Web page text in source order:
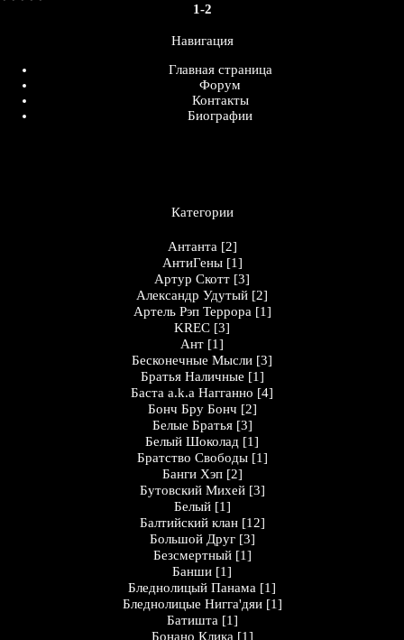
1-2
Навигация
Главная страница
Форум
Контакты
Биографии
Категории
Антанта [2]
АнтиГены [1]
Артур Скотт [3]
Александр Удутый [2]
Артель Рэп Террора [1]
KREC [3]
Ант [1]
Бесконечные Мысли [3]
Братья Наличные [1]
Баста a.k.a Нагганно [4]
Бонч Бру Бонч [2]
Белые Братья [3]
Белый Шоколад [1]
Братство Свободы [1]
Банги Хэп [2]
Бутовский Михей [3]
Белый [1]
Балтийский клан [12]
Большой Друг [3]
Безсмертный [1]
Банши [1]
Бледнолицый Панама [1]
Бледнолицые Нигга'дяи [1]
Батишта [1]
Бонано Клика [1]